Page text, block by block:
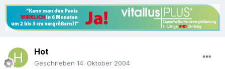
Hot
Geschrieben 14. Oktober 2004